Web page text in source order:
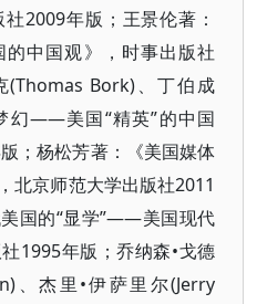
2009年版；王景伦著：
中国观》，时事出版社
(Thomas Bork)、丁伯成
幻——美国“精英”的中国
；杨松芳著：《美国媒体
北京师范大学出版社2011
国的“显学”——美国现代
1995年版；乔纳森•戈德
、杰里•伊萨里尔(Jerry